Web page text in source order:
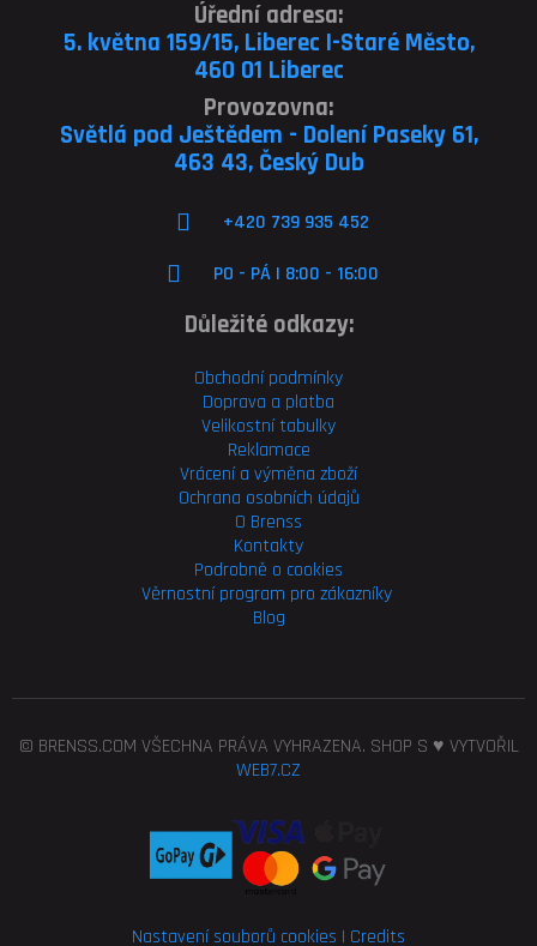
Úřední adresa:
5. května 159/15, Liberec I-Staré Město,
460 01 Liberec
Provozovna:
Světlá pod Ještědem - Dolení Paseky 61,
463 43, Český Dub
+420 739 935 452
PO - PÁ | 8:00 - 16:00
Důležité odkazy:
Obchodní podmínky
Doprava a platba
Velikostní tabulky
Reklamace
Vrácení a výměna zboží
Ochrana osobních údajů
O Brenss
Kontakty
Podrobně o cookies
Věrnostní program pro zákazníky
Blog
© BRENSS.COM VŠECHNA PRÁVA VYHRAZENA. SHOP S ♥ VYTVOŘIL
WEB7.CZ
Nastavení souborů cookies | Credits